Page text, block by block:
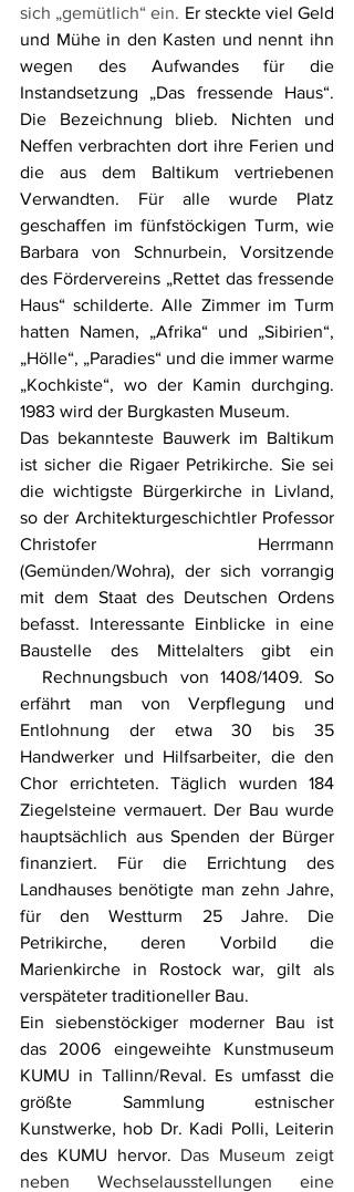
sich „gemütlich“ ein. Er steckte viel Geld
und Mühe in den Kasten und nennt ihn
wegen des Aufwandes für die
Instandsetzung „Das fressende Haus“.
Die Bezeichnung blieb. Nichten und
Neffen verbrachten dort ihre Ferien und
die aus dem Baltikum vertriebenen
Verwandten. Für alle wurde Platz
geschaffen im fünfstöckigen Turm, wie
Barbara von Schnurbein, Vorsitzende
des Fördervereins „Rettet das fressende
Haus“ schilderte. Alle Zimmer im Turm
hatten Namen, „Afrika“ und „Sibirien“,
„Hölle“, „Paradies“ und die immer warme
„Kochkiste“, wo der Kamin durchging.
1983 wird der Burgkasten Museum.
Das bekannteste Bauwerk im Baltikum
ist sicher die Rigaer Petrikirche. Sie sei
die wichtigste Bürgerkirche in Livland,
so der Architekturgeschichtler Professor
Christofer Herrmann
(Gemünden/Wohra), der sich vorrangig
mit dem Staat des Deutschen Ordens
befasst. Interessante Einblicke in eine
Baustelle des Mittelalters gibt ein
Rechnungsbuch von 1408/1409. So
erfährt man von Verpflegung und
Entlohnung der etwa 30 bis 35
Handwerker und Hilfsarbeiter, die den
Chor errichteten. Täglich wurden 184
Ziegelsteine vermauert. Der Bau wurde
hauptsächlich aus Spenden der Bürger
finanziert. Für die Errichtung des
Landhauses benötigte man zehn Jahre,
für den Westturm 25 Jahre. Die
Petrikirche, deren Vorbild die
Marienkirche in Rostock war, gilt als
verspäteter traditioneller Bau.
Ein siebenstöckiger moderner Bau ist
das 2006 eingeweihte Kunstmuseum
KUMU in Tallinn/Reval. Es umfasst die
größte Sammlung estnischer
Kunstwerke, hob Dr. Kadi Polli, Leiterin
des KUMU hervor. Das Museum zeigt
neben Wechselausstellungen eine